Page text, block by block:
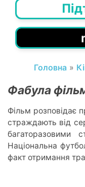
Головна »
Фабула
Фільм розповідає
страждають від
Національна
факт отримання